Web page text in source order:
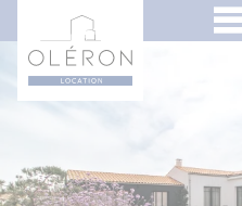
au
contenu
Panneau de gestion des